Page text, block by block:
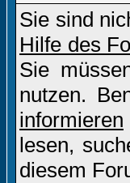
Sie sind
Hilfe des
Sie
nutzen.
informieren
lesen,
diesem